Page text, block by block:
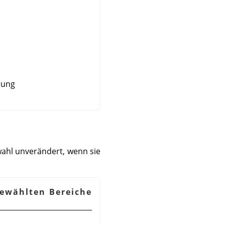
unverändert, wenn sie
Bereiche